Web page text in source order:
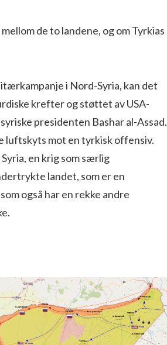
de to landene, og om Tyrkias
i Nord-Syria, kan det
krefter og støttet av USA-
presidenten Bashar al-Assad.
luftskyts mot en tyrkisk offensiv.
en krig som særlig
landet, som er en
også har en rekke andre